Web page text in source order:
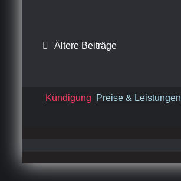
Beitragsnavigation
Ältere Beiträge
Kündigung Preise & Leistungen